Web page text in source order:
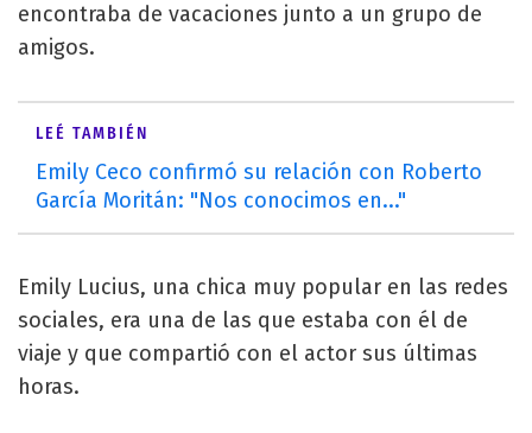
encontraba de vacaciones junto a un grupo de
amigos.
LEÉ TAMBIÉN
Emily Ceco confirmó su relación con Roberto
García Moritán: "Nos conocimos en..."
Emily Lucius, una chica muy popular en las redes
sociales, era una de las que estaba con él de
viaje y que compartió con el actor sus últimas
horas.